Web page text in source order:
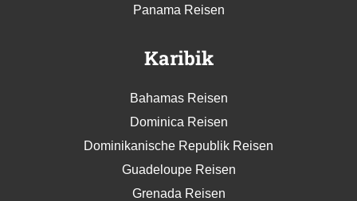
Panama Reisen
Karibik
Bahamas Reisen
Dominica Reisen
Dominikanische Republik Reisen
Guadeloupe Reisen
Grenada Reisen